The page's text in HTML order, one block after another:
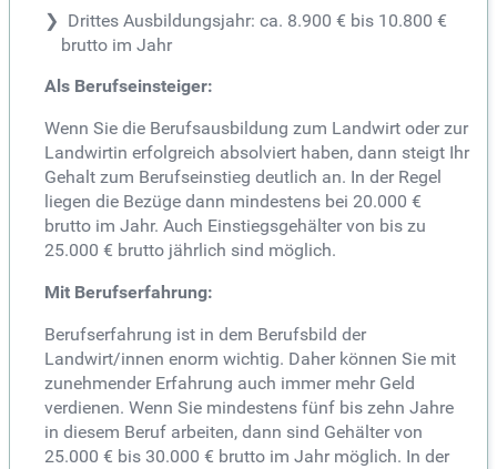
Drittes Ausbildungsjahr: ca. 8.900 € bis 10.800 €
brutto im Jahr
Als Berufseinsteiger:
Wenn Sie die Berufsausbildung zum Landwirt oder zur
Landwirtin erfolgreich absolviert haben, dann steigt Ihr
Gehalt zum Berufseinstieg deutlich an. In der Regel
liegen die Bezüge dann mindestens bei 20.000 €
brutto im Jahr. Auch Einstiegsgehälter von bis zu
25.000 € brutto jährlich sind möglich.
Mit Berufserfahrung:
Berufserfahrung ist in dem Berufsbild der
Landwirt/innen enorm wichtig. Daher können Sie mit
zunehmender Erfahrung auch immer mehr Geld
verdienen. Wenn Sie mindestens fünf bis zehn Jahre
in diesem Beruf arbeiten, dann sind Gehälter von
25.000 € bis 30.000 € brutto im Jahr möglich. In der